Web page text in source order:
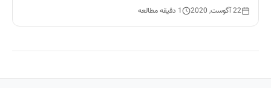
22 آگوست, 2020 1 دقیقه مطالعه